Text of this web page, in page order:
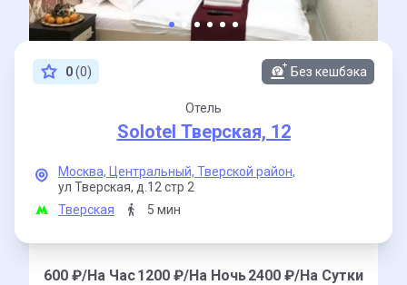
0(0) Без кешбэка
Отель
Solotel Тверская, 12
Москва, Центральный, Тверской район,
ул Тверская, д.12 стр 2
Тверская
5 мин
600 ₽/На Час1200 ₽/На Ночь2400 ₽/На Сутки